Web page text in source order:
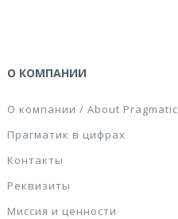
О КОМПАНИИ
О компании / About Pragmatic
Прагматик в цифрах
Контакты
Реквизиты
Миссия и ценности